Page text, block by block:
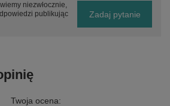
niezwłocznie,
publikując
Zadaj pytanie
Twoja ocena: